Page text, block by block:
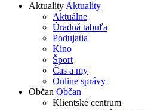
Aktuality Aktuality
Aktuálne
Úradná tabuľa
Podujatia
Kino
Šport
Čas a my
Online správy
Občan Občan
Klientské centrum